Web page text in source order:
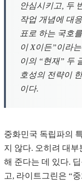
안심시키고, 두
작업 개념에 대
표로 하는 국호
이 X이든”이라
이의 “현재” 두
호성의 전략이
이다.
중화민국 독립파의
지 않다. 오히려 대
해 준다는 데 있다.
고, 라이트그린은 “